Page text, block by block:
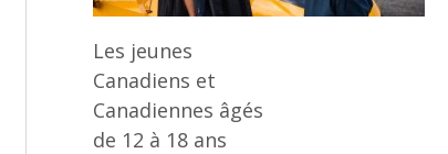
Les jeunes
Canadiens et
Canadiennes âgés
de 12 à 18 ans